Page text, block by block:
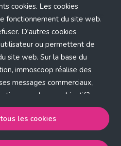
cookies. Les cookies
fonctionnement du site web.
D'autres cookies
ou permettent de
site web. Sur la base du
immoscoop réalise des
messages commerciaux,
sur chaque objectif?
par objectif'.
les cookies
has occurred (see the